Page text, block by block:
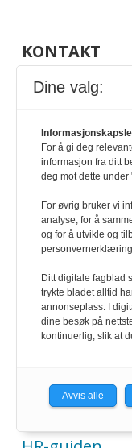
KONTAKT
SNARVEIER
Kontakt
Abonnement
Annonser
Dine valg:
For å gi deg
informasjon fra ditt
deg mot dette under
For øvrig bruker vi
analyse, for å
og for å utvikle og
Ditt digitale fagblad
trykte bladet alltid
annonseplass. I
dine besøk på
kontinuerlig, slik at
Avvis alle